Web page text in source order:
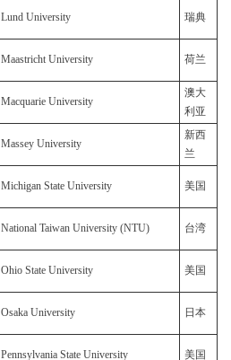
Lund University 瑞典
Maastricht University 荷兰
Macquarie University
澳大
利亚
Massey University
新西
兰
Michigan State University 美国
National Taiwan University (NTU) 台湾
Ohio State University 美国
Osaka University 日本
Pennsylvania State University 美国